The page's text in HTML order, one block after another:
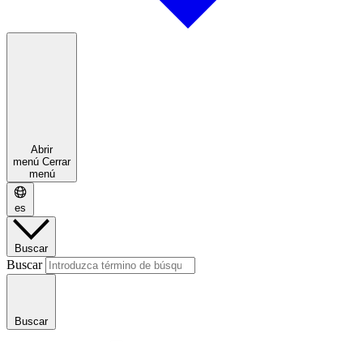
Abrir
menú Cerrar
menú
es
Buscar
Buscar
Buscar